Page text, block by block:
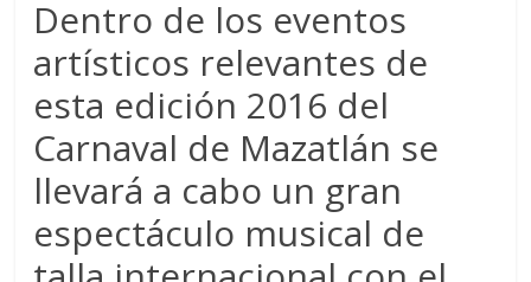
Dentro de los eventos
artísticos relevantes de
esta edición 2016 del
Carnaval de Mazatlán se
llevará a cabo un gran
espectáculo musical de